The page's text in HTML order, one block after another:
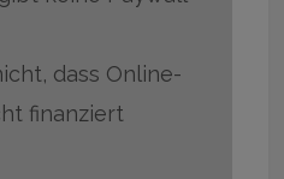
dass Online-
finanziert